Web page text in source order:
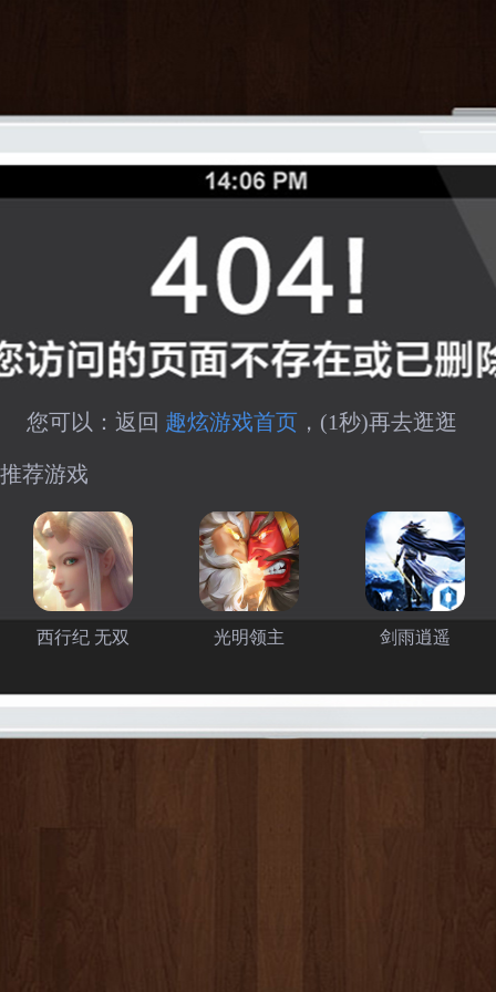
您可以：返回 趣炫游戏首页 ，(1秒)再去逛逛
推荐游戏
西行纪 无双 光明领主 剑雨逍遥